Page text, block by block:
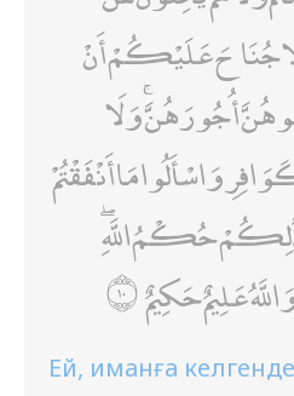
جُنَاحَ عَلَيْكُمْ أَنْ
أُجُورَهُنَّ ۚ وَلَا
وَاسْأَلُوا مَا أَنْفَقْتُمْ
ذَٰلِكُمْ حُكْمُ اللَّهِ
عَلِيمٌ حَكِيمٌ
Ей, иманға